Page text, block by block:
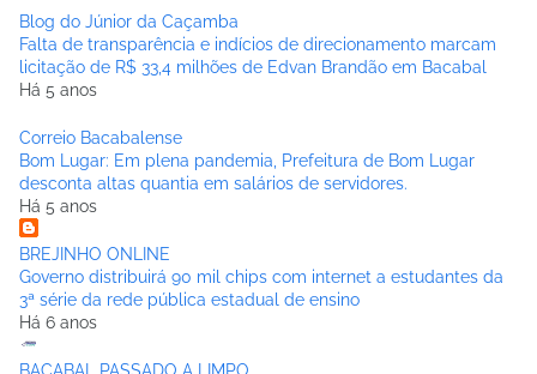
Blog do Júnior da Caçamba
Falta de transparência e indícios de direcionamento marcam
licitação de R$ 33,4 milhões de Edvan Brandão em Bacabal
Há 5 anos
Correio Bacabalense
Bom Lugar: Em plena pandemia, Prefeitura de Bom Lugar
desconta altas quantia em salários de servidores.
Há 5 anos
BREJINHO ONLINE
Governo distribuirá 90 mil chips com internet a estudantes da
3ª série da rede pública estadual de ensino
Há 6 anos